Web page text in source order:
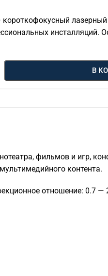
инсталляций.
В
фильмов и игр,
контента.
отношение: 0.7 —